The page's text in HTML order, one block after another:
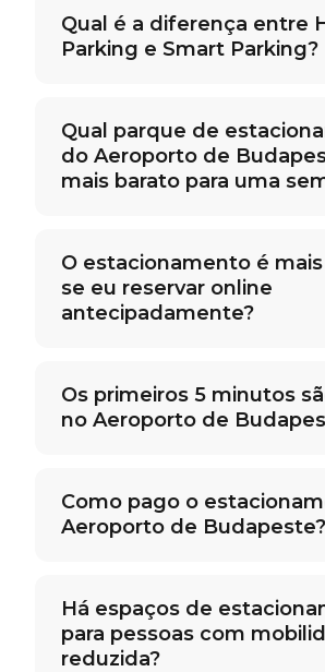
Qual é a diferença entre
Parking e Smart Parking?
Qual parque de
do Aeroporto de
mais barato para uma
O estacionamento é
se eu reservar online
antecipadamente?
Os primeiros 5 minutos
no Aeroporto de
Como pago o
Aeroporto de Budapeste?
Há espaços de
para pessoas com
reduzida?